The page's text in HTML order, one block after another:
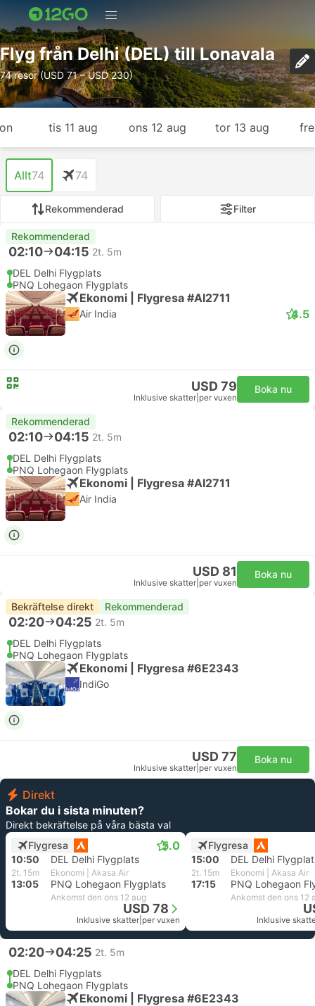
Flyg från Delhi (DEL) till Lonavala
74 resor (USD 71 – USD 230)
tis 11 aug ons 12 aug tor 13 aug
Allt74 74
Rekommenderad Filter
Rekommenderad
02:10 04:15 2t. 5m
DEL Delhi Flygplats
PNQ Lohegaon Flygplats
Ekonomi | Flygresa #AI2711
Air India 4.5
USD 79
Inklusive skatter per vuxen
Boka nu
Rekommenderad
02:10 04:15 2t. 5m
DEL Delhi Flygplats
PNQ Lohegaon Flygplats
Ekonomi | Flygresa #AI2711
Air India
USD 81
Inklusive skatter per vuxen
Boka nu
Bekräftelse direkt Rekommenderad
02:20 04:25 2t. 5m
DEL Delhi Flygplats
PNQ Lohegaon Flygplats
Ekonomi | Flygresa #6E2343
IndiGo
USD 77
Inklusive skatter per vuxen
Boka nu
Direkt
Bokar du i sista minuten?
Direkt bekräftelse på våra bästa val
Flygresa
5.0
10:50 DEL Delhi Flygplats
2t. 15m Ekonomi | Akasa Air
13:05 PNQ Lohegaon Flygplats
Ankomst den ons 12 aug
USD 78
Inklusive skatter per vuxen
Flygresa
15:00
DEL Delhi
2t. 15m Ekonomi | Akasa Air
17:15 PNQ Lohegaon
Ankomst den ons 12
Inklusive
02:20 04:25 2t. 5m
DEL Delhi Flygplats
PNQ Lohegaon Flygplats
Ekonomi | Flygresa #6E2343